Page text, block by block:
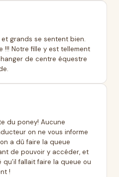
grands se sentent bien.
!!! Notre fille y est tellement
de centre équestre
du poney! Aucune
on ne vous informe
a dû faire la queue
de pouvoir y accéder, et
fallait faire la queue ou
!